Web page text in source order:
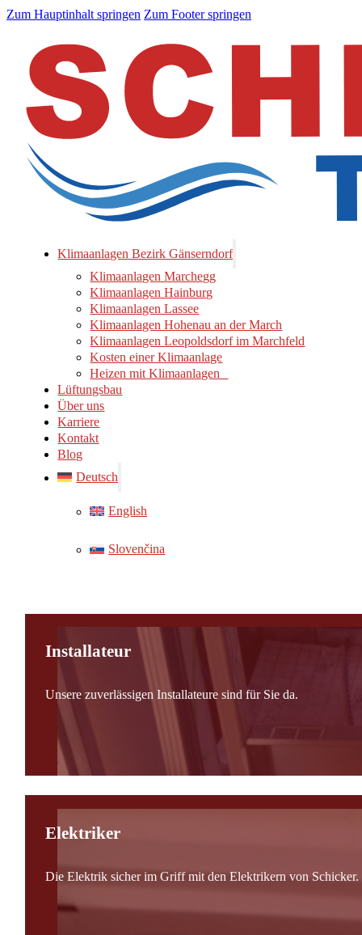
Zum Hauptinhalt springen Zum Footer springen
Klimaanlagen Bezirk Gänserndorf
Klimaanlagen Marchegg
Klimaanlagen Hainburg
Klimaanlagen Lassee
Klimaanlagen Hohenau an der March
Klimaanlagen Leopoldsdorf im Marchfeld
Kosten einer Klimaanlage
Heizen mit Klimaanlagen
Lüftungsbau
Über uns
Karriere
Kontakt
Blog
Deutsch
English
Slovenčina
Installateur
Unsere zuverlässigen Installateure sind für Sie da.
Elektriker
Die Elektrik sicher im Griff mit den Elektrikern von Schicker.